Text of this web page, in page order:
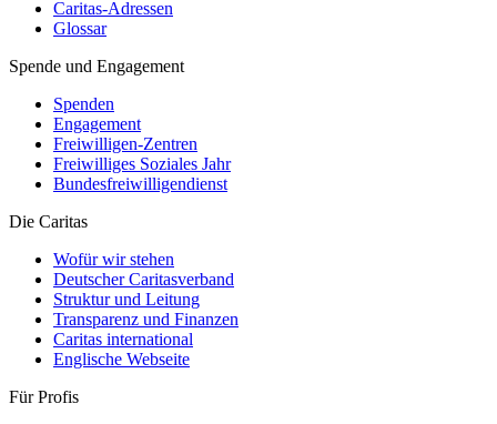
Caritas-Adressen
Glossar
Spende und Engagement
Spenden
Engagement
Freiwilligen-Zentren
Freiwilliges Soziales Jahr
Bundesfreiwilligendienst
Die Caritas
Wofür wir stehen
Deutscher Caritasverband
Struktur und Leitung
Transparenz und Finanzen
Caritas international
Englische Webseite
Für Profis